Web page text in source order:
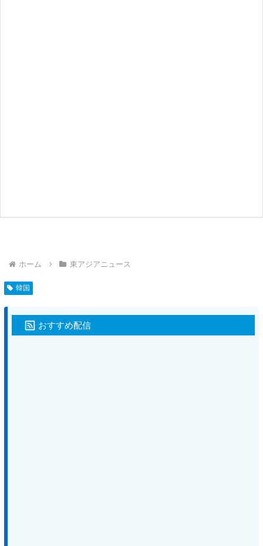
ホーム 東アジアニュース
韓国
おすすめ配信